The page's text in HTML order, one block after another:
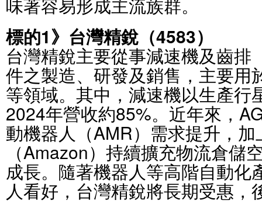
標的1》台灣精銳（4583）
台灣精銳主要從事減速機及齒排
件之製造、研發及銷售，主要用
等領域。其中，減速機以生產行
2024年營收約85%。近年來，
動機器人（AMR）需求提升，
（Amazon）持續擴充物流倉儲
成長。隨著機器人等高階自動化
人看好，台灣精銳將長期受惠，